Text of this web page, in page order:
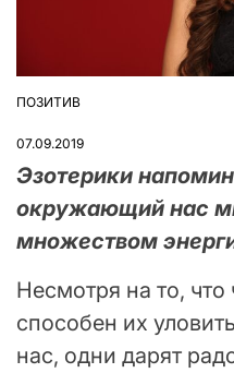
ОПУБЛІКУВАТИ
ПОЗИТИВ
07.09.2019
Эзотерики
окружающий нас
множеством
Несмотря на то, что
способен их
нас, одни дарят